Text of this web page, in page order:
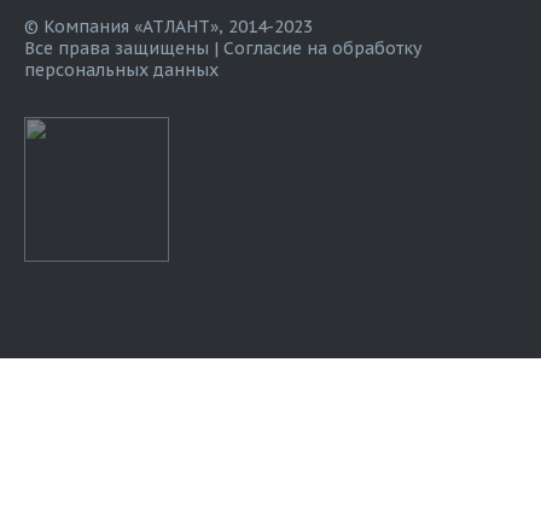
© Компания «АТЛАНТ», 2014-2023
Все права защищены | Согласие на обработку
персональных данных